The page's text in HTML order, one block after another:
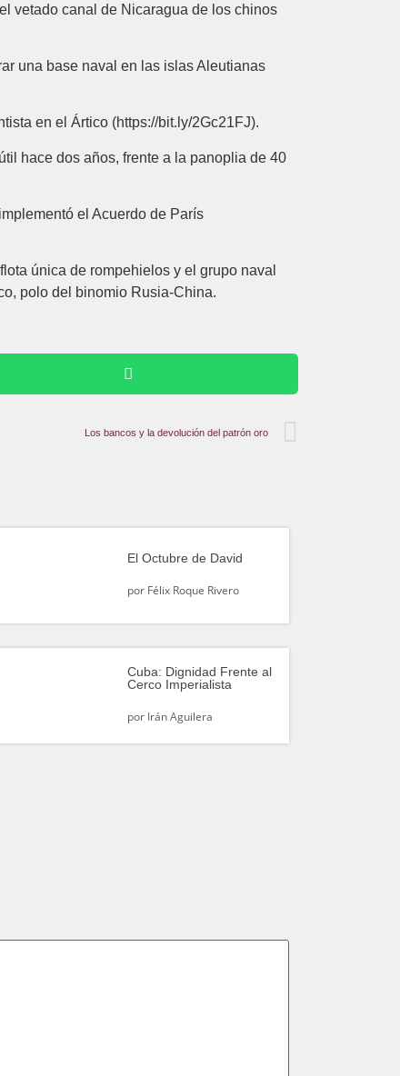
vetado canal de Nicaragua de los chinos
una base naval en las islas Aleutianas
en el Ártico (https://bit.ly/2Gc21FJ).
hace dos años, frente a la panoplia de 40
el Acuerdo de París
única de rompehielos y el grupo naval
polo del binomio Rusia-China.
Los bancos y la devolución del patrón oro
El Octubre de David
porFélix Roque Rivero
Cuba: Dignidad Frente al
Cerco Imperialista
porIrán Aguilera